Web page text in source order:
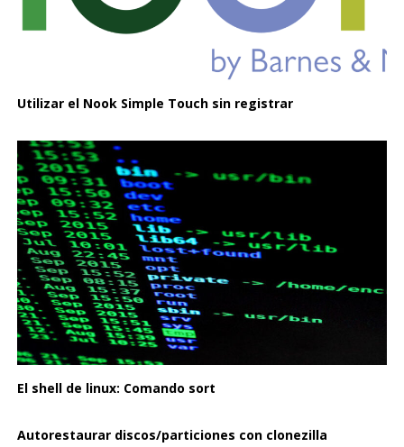
Utilizar el Nook Simple Touch sin registrar
El shell de linux: Comando sort
Autorestaurar discos/particiones con clonezilla